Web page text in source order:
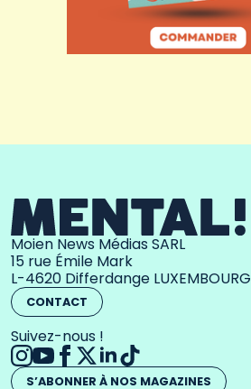
Moien News Médias SARL
15 rue Émile Mark
L-4620 Differdange LUXEMBOURG
CONTACT
Suivez-nous !
S’ABONNER À NOS MAGAZINES